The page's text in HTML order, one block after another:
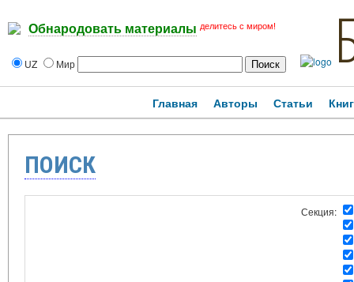
Обнародовать материалы делитесь с миром!
UZ Мир
Главная Авторы Статьи
ПОИСК
Секция: